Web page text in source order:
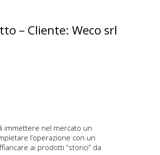
– Cliente: Weco srl
immettere nel mercato un
l’operazione con un
ai prodotti “storici” da